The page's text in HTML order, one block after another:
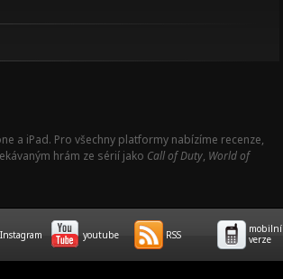
a iPad. Pro všechny platformy nabízíme recenze,
hrám ze sérií jako Call of Duty, World of
Instagram youtube RSS
mobilní
verze